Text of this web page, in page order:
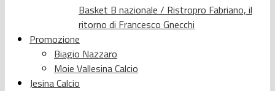
Basket B nazionale / Ristropro Fabriano, il
ritorno di Francesco Gnecchi
Promozione
Biagio Nazzaro
Moie Vallesina Calcio
Jesina Calcio